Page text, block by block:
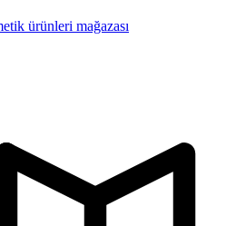
ürünleri mağazası